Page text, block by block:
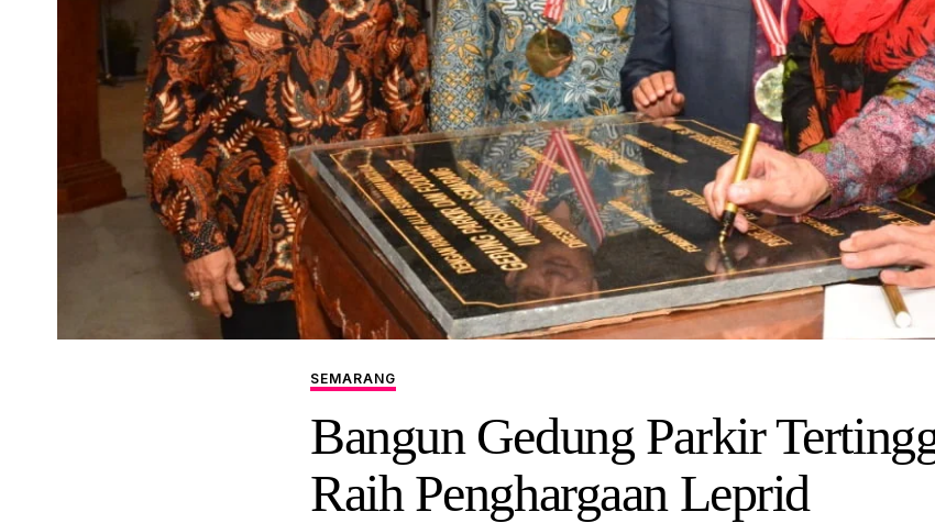
SEMARANG
Bangun Gedung Parkir
Raih Penghargaan Leprid